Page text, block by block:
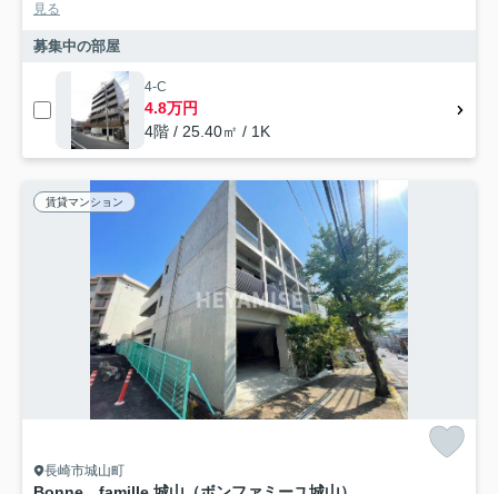
見る
募集中の部屋
4-C
4.8万円
4階 / 25.40㎡ / 1K
賃貸マンション
長崎市城山町